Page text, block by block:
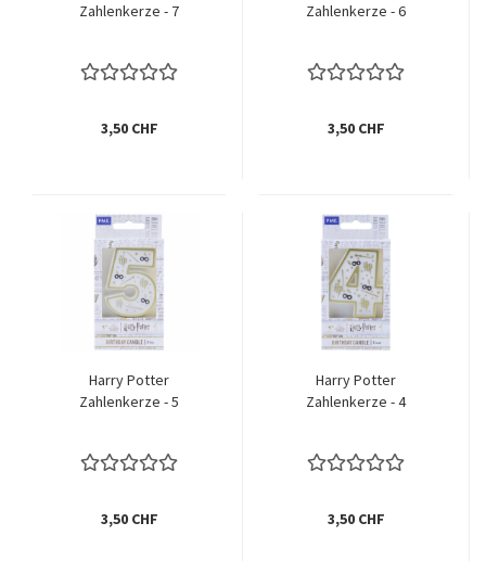
Zahlenkerze - 7
3,50 CHF
Zahlenkerze - 6
3,50 CHF
Harry Potter
Zahlenkerze - 5
3,50 CHF
Harry Potter
Zahlenkerze - 4
3,50 CHF